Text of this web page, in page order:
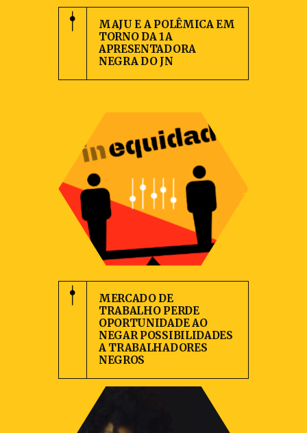
MAJU E A POLÊMICA EM
TORNO DA 1A
APRESENTADORA
NEGRA DO JN
MERCADO DE
TRABALHO PERDE
OPORTUNIDADE AO
NEGAR POSSIBILIDADES
A TRABALHADORES
NEGROS